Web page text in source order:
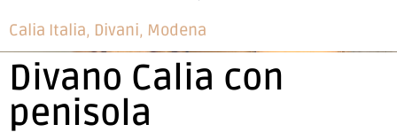
Calia Italia, Divani, Modena
Divano Calia con
penisola